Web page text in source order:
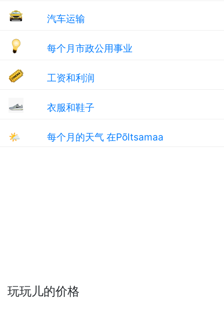
汽车运输
每个月市政公用事业
工资和利润
衣服和鞋子
🌤 每个月的天气 在Põltsamaa
玩玩儿的价格